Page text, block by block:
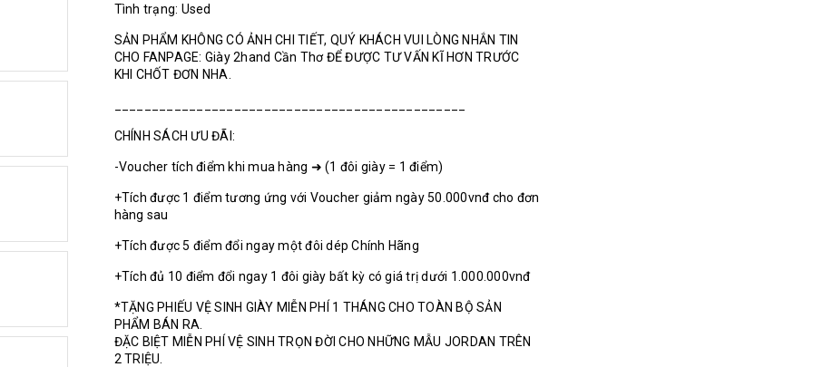
Tình trạng: Used
SẢN PHẨM KHÔNG CÓ ẢNH CHI TIẾT, QUÝ KHÁCH VUI LÒNG NHẮN TIN
CHO FANPAGE: Giày 2hand Cần Thơ ĐỂ ĐƯỢC TƯ VẤN KĨ HƠN TRƯỚC
KHI CHỐT ĐƠN NHA.
CHÍNH SÁCH ƯU ĐÃI:
-Voucher tích điểm khi mua hàng ➜ (1 đôi giày = 1 điểm)
+Tích được 1 điểm tương ứng với Voucher giảm ngày 50.000vnđ cho đơn
hàng sau
+Tích được 5 điểm đổi ngay một đôi dép Chính Hãng
+Tích đủ 10 điểm đổi ngay 1 đôi giày bất kỳ có giá trị dưới 1.000.000vnđ
*TẶNG PHIẾU VỆ SINH GIÀY MIỄN PHÍ 1 THÁNG CHO TOÀN BỘ SẢN
PHẨM BÁN RA.
ĐẶC BIỆT MIỄN PHÍ VỆ SINH TRỌN ĐỜI CHO NHỮNG MẪU JORDAN TRÊN
2 TRIỆU.